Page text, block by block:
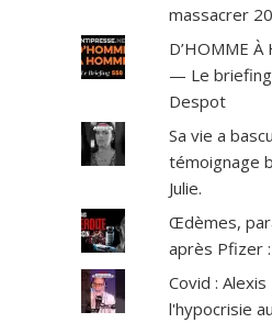
massacrer
D’HOMME
— Le briefing
Despot
Sa vie a
témoignage
Julie.
Œdèmes,
après Pfizer
Covid :
l'hypocrisie